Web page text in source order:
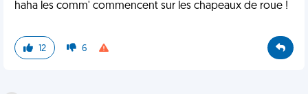
haha les comm' commencent sur les chapeaux de roue !
12 6